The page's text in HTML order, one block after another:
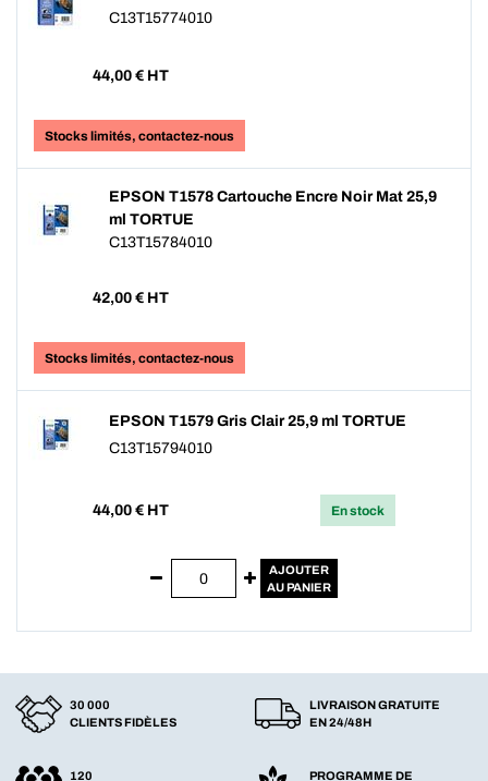
C13T15774010
44,00 € HT
Stocks limités, contactez-nous
EPSON T1578 Cartouche Encre Noir Mat 25,9
ml TORTUE
C13T15784010
42,00 € HT
Stocks limités, contactez-nous
EPSON T1579 Gris Clair 25,9 ml TORTUE
C13T15794010
44,00 € HT En stock
AJOUTER
AU PANIER
30 000
CLIENTS FIDÈLES
LIVRAISON GRATUITE
EN 24/48H
120 PROGRAMME DE